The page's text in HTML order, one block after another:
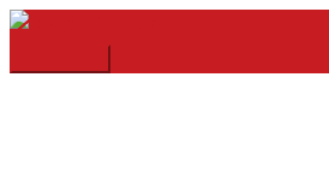
Zum
springen
Hauptmenü
Hier
Name*
E-
Adresse*
Website